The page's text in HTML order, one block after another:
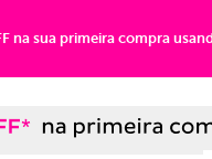
na sua primeira compra